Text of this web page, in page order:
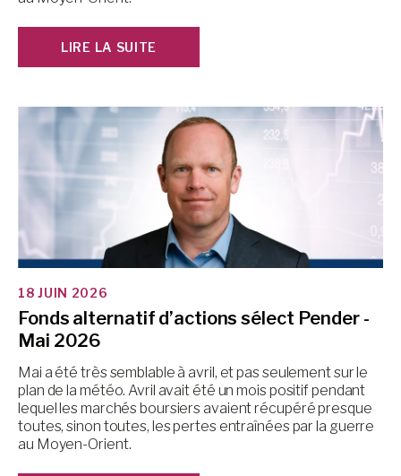
LIRE LA SUITE
18 JUIN 2026
Fonds alternatif d’actions sélect Pender -
Mai 2026
Mai a été très semblable à avril, et pas seulement sur le
plan de la météo. Avril avait été un mois positif pendant
lequel les marchés boursiers avaient récupéré presque
toutes, sinon toutes, les pertes entraînées par la guerre
au Moyen-Orient.